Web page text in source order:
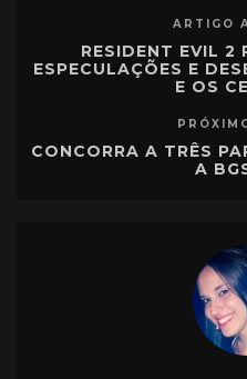
ARTIGO
RESIDENT EVIL 2
ESPECULAÇÕES E
E OS
CONCORRA A TRÊS
A